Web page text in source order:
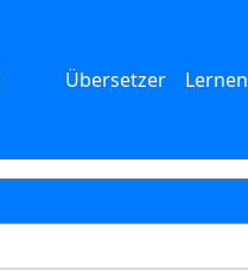
Übersetzer Lernen